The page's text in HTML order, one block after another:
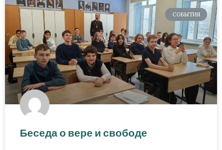
СОБЫТИЯ
Беседа о вере и свободе